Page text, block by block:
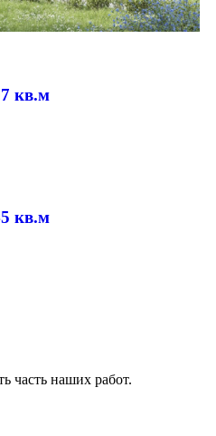
кв.м
кв.м
часть наших работ.